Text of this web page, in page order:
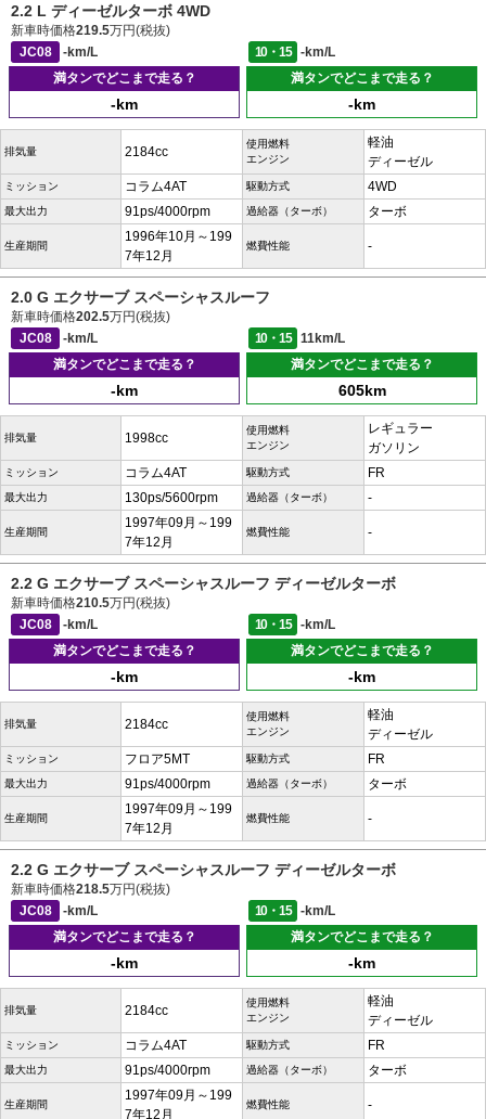
2.2 L ディーゼルターボ 4WD
新車時価格219.5万円(税抜)
JC08
-km/L 10・15
-km/L
満タンでどこまで走る？
-km
満タンでどこまで走る？
-km
排気量 2184cc
使用燃料
エンジン
軽油
ディーゼル
ミッション コラム4AT 駆動方式 4WD
最大出力 91ps/4000rpm 過給器（ターボ） ターボ
生産期間
1996年10月～199
7年12月
燃費性能 -
2.0 G エクサーブ スペーシャスルーフ
新車時価格202.5万円(税抜)
JC08
-km/L 10・15
11km/L
満タンでどこまで走る？
-km
満タンでどこまで走る？
605km
排気量 1998cc
使用燃料
エンジン
レギュラー
ガソリン
ミッション コラム4AT 駆動方式 FR
最大出力 130ps/5600rpm 過給器（ターボ） -
生産期間
1997年09月～199
7年12月
燃費性能 -
2.2 G エクサーブ スペーシャスルーフ ディーゼルターボ
新車時価格210.5万円(税抜)
JC08
-km/L 10・15
-km/L
満タンでどこまで走る？
-km
満タンでどこまで走る？
-km
排気量 2184cc
使用燃料
エンジン
軽油
ディーゼル
ミッション フロア5MT 駆動方式 FR
最大出力 91ps/4000rpm 過給器（ターボ） ターボ
生産期間
1997年09月～199
7年12月
燃費性能 -
2.2 G エクサーブ スペーシャスルーフ ディーゼルターボ
新車時価格218.5万円(税抜)
JC08
-km/L 10・15
-km/L
満タンでどこまで走る？
-km
満タンでどこまで走る？
-km
排気量 2184cc
使用燃料
エンジン
軽油
ディーゼル
ミッション コラム4AT 駆動方式 FR
最大出力 91ps/4000rpm 過給器（ターボ） ターボ
生産期間
1997年09月～199
7年12月
燃費性能 -